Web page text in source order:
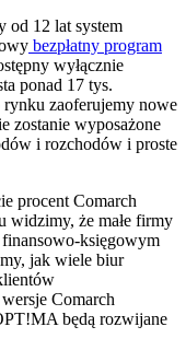
od 12 lat system
bezpłatny program
wyłącznie
ponad 17 tys.
zaoferujemy nowe
zostanie wyposażone
i rozchodów i proste
procent Comarch
widzimy, że małe firmy
finansowo-księgowym
jak wiele biur
Comarch
będą rozwijane